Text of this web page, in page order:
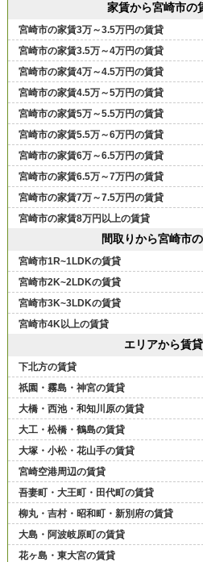
家賃から宮崎市の
宮崎市の家賃3万～3.5万円の賃貸
宮崎市の家賃3.5万～4万円の賃貸
宮崎市の家賃4万～4.5万円の賃貸
宮崎市の家賃4.5万～5万円の賃貸
宮崎市の家賃5万～5.5万円の賃貸
宮崎市の家賃5.5万～6万円の賃貸
宮崎市の家賃6万～6.5万円の賃貸
宮崎市の家賃6.5万～7万円の賃貸
宮崎市の家賃7万～7.5万円の賃貸
宮崎市の家賃8万円以上の賃貸
間取りから宮崎市
宮崎市1R~1LDKの賃貸
宮崎市2K~2LDKの賃貸
宮崎市3K~3LDKの賃貸
宮崎市4K以上の賃貸
エリアから賃
下北方の賃貸
祇園・霧島・神宮の賃貸
大橋・西池・和知川原の賃貸
大工・松橋・鶴島の賃貸
大塚・小松・花山手の賃貸
宮崎空港周辺の賃貸
吾妻町・大王町・田代町の賃貸
柳丸・吉村・昭和町・新別府の賃貸
大島・阿波岐原町の賃貸
花ヶ島・東大宮の賃貸